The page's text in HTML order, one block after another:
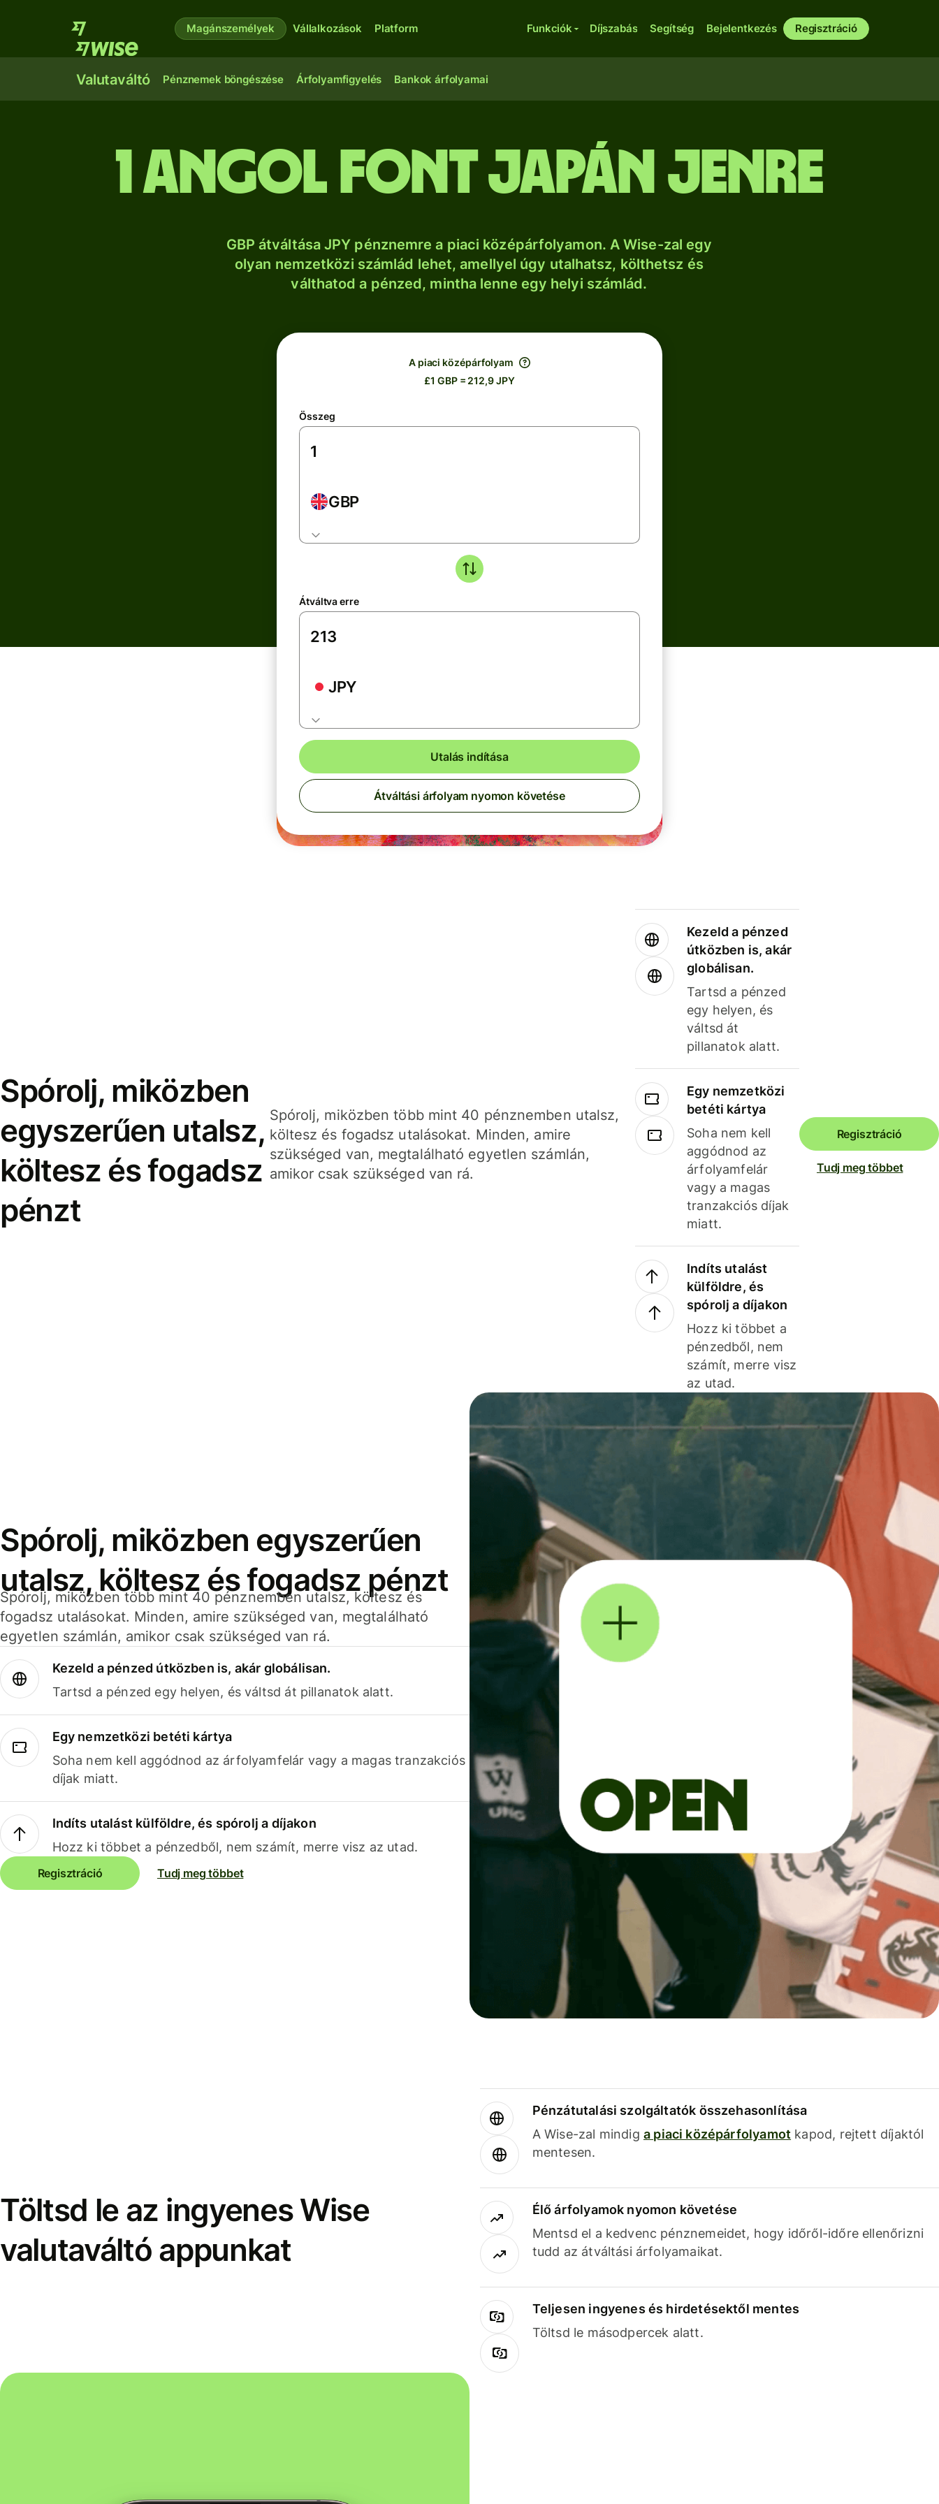
Magánszemélyek Vállalkozások Platform Funkciók Díjszabás Segítség Bejelentkezés Regisztráció
Valutaváltó Pénznemek böngészése Árfolyamfigyelés Bankok árfolyamai
1 angol font japán jenre
GBP átváltása JPY pénznemre a piaci középárfolyamon. A Wise-zal egy
olyan nemzetközi számlád lehet, amellyel úgy utalhatsz, költhetsz és
válthatod a pénzed, mintha lenne egy helyi számlád.
A piaci középárfolyam
£1 GBP = 212,9 JPY
Összeg
GBP
Átváltva erre
JPY
Utalás indítása
Átváltási árfolyam nyomon követése
Spórolj, miközben
egyszerűen utalsz,
költesz és fogadsz
pénzt
Spórolj, miközben több mint 40 pénznemben utalsz,
költesz és fogadsz utalásokat. Minden, amire
szükséged van, megtalálható egyetlen számlán,
amikor csak szükséged van rá.
Kezeld a pénzed
útközben is, akár
globálisan.
Tartsd a pénzed
egy helyen, és
váltsd át
pillanatok alatt.
Egy nemzetközi
betéti kártya
Soha nem kell
aggódnod az
árfolyamfelár
vagy a magas
tranzakciós díjak
miatt.
Indíts utalást
külföldre, és
spórolj a díjakon
Hozz ki többet a
pénzedből, nem
számít, merre visz
az utad.
Regisztráció
Tudj meg többet
Spórolj, miközben egyszerűen
utalsz, költesz és fogadsz pénzt
Spórolj, miközben több mint 40 pénznemben utalsz, költesz és
fogadsz utalásokat. Minden, amire szükséged van, megtalálható
egyetlen számlán, amikor csak szükséged van rá.
Kezeld a pénzed útközben is, akár globálisan.
Tartsd a pénzed egy helyen, és váltsd át pillanatok alatt.
Egy nemzetközi betéti kártya
Soha nem kell aggódnod az árfolyamfelár vagy a magas tranzakciós
díjak miatt.
Indíts utalást külföldre, és spórolj a díjakon
Hozz ki többet a pénzedből, nem számít, merre visz az utad.
Regisztráció Tudj meg többet
Töltsd le az ingyenes Wise
valutaváltó appunkat
Pénzátutalási szolgáltatók összehasonlítása
A Wise-zal mindig a piaci középárfolyamot kapod, rejtett díjaktól
mentesen.
Élő árfolyamok nyomon követése
Mentsd el a kedvenc pénznemeidet, hogy időről-időre ellenőrizni
tudd az átváltási árfolyamaikat.
Teljesen ingyenes és hirdetésektől mentes
Töltsd le másodpercek alatt.